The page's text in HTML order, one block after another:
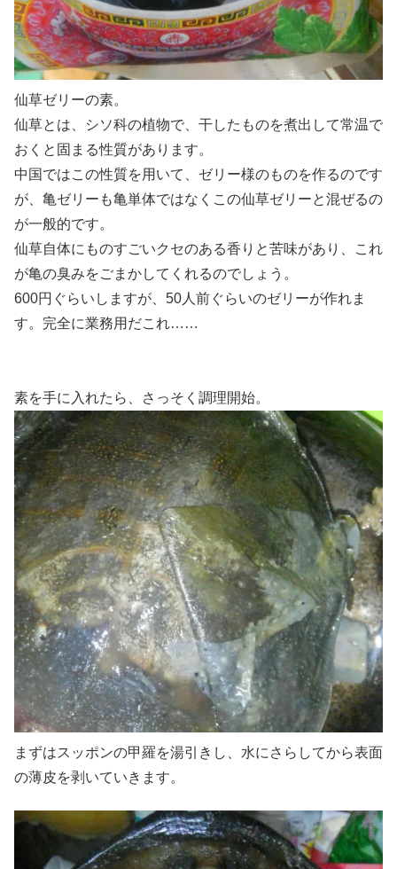
仙草ゼリーの素。
仙草とは、シソ科の植物で、干したものを煮出して常温で
おくと固まる性質があります。
中国ではこの性質を用いて、ゼリー様のものを作るのです
が、亀ゼリーも亀単体ではなくこの仙草ゼリーと混ぜるの
が一般的です。
仙草自体にものすごいクセのある香りと苦味があり、これ
が亀の臭みをごまかしてくれるのでしょう。
600円ぐらいしますが、50人前ぐらいのゼリーが作れま
す。完全に業務用だこれ……
素を手に入れたら、さっそく調理開始。
まずはスッポンの甲羅を湯引きし、水にさらしてから表面
の薄皮を剥いていきます。